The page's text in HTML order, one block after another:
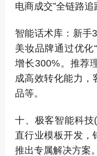
电商成交”全链路追
智能话术库：新手
美妆品牌通过优化
增长300%。推荐
成高效转化能力，
品等。
十、极客智能科
直行业模板开发，
推出专属解决方案